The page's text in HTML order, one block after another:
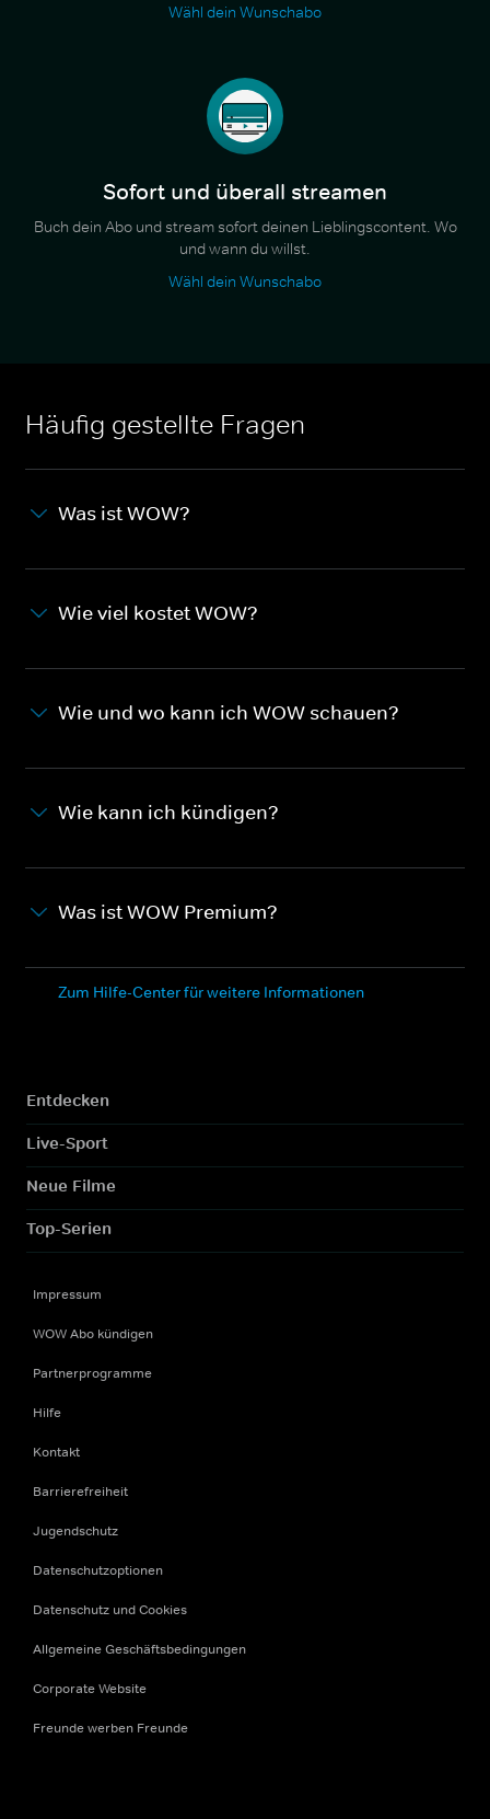
Wähl dein Wunschabo
Sofort und überall streamen
Buch dein Abo und stream sofort deinen Lieblingscontent. Wo
und wann du willst.
Wähl dein Wunschabo
Häufig gestellte Fragen
Was ist WOW?
Wie viel kostet WOW?
Wie und wo kann ich WOW schauen?
Wie kann ich kündigen?
Was ist WOW Premium?
Zum Hilfe-Center für weitere Informationen
Entdecken
Live-Sport
Neue Filme
Top-Serien
Impressum
WOW Abo kündigen
Partnerprogramme
Hilfe
Kontakt
Barrierefreiheit
Jugendschutz
Datenschutzoptionen
Datenschutz und Cookies
Allgemeine Geschäftsbedingungen
Corporate Website
Freunde werben Freunde